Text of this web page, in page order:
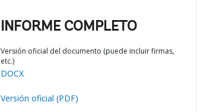
INFORME COMPLETO
Versión oficial del documento (puede incluir firmas,
etc.)
DOCX
Versión oficial (PDF)